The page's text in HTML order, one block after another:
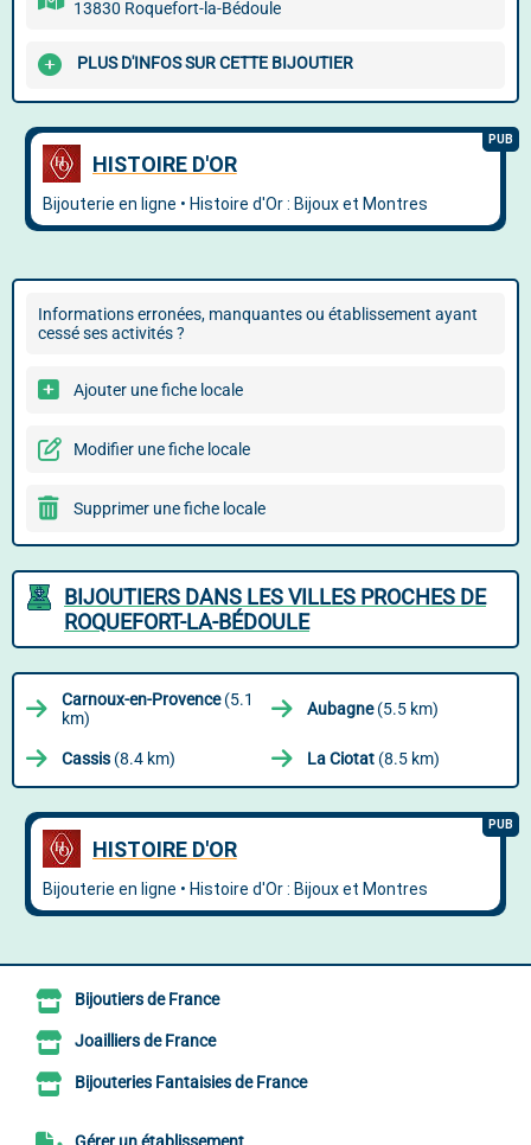
13830 Roquefort-la-Bédoule
PLUS D'INFOS SUR CETTE BIJOUTIER
Informations erronées, manquantes ou établissement ayant
cessé ses activités ?
Ajouter une fiche locale
Modifier une fiche locale
Supprimer une fiche locale
BIJOUTIERS DANS LES VILLES PROCHES DE
ROQUEFORT-LA-BÉDOULE
Carnoux-en-Provence(5.1
km)
Aubagne(5.5 km)
Cassis (8.4 km) La Ciotat (8.5 km)
Bijoutiers de France
Joailliers de France
Bijouteries Fantaisies de France